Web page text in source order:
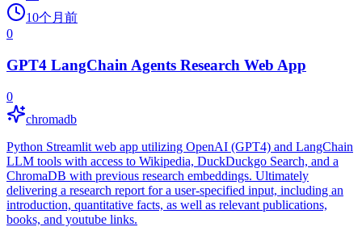
10个月前
0
GPT4 LangChain Agents Research Web App
0
chromadb
Python Streamlit web app utilizing OpenAI (GPT4) and LangChain
LLM tools with access to Wikipedia, DuckDuckgo Search, and a
ChromaDB with previous research embeddings. Ultimately
delivering a research report for a user-specified input, including an
introduction, quantitative facts, as well as relevant publications,
books, and youtube links.